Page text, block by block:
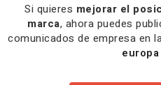
Si quieres mejorar el
marca, ahora puedes
comunicados de empresa en
europa